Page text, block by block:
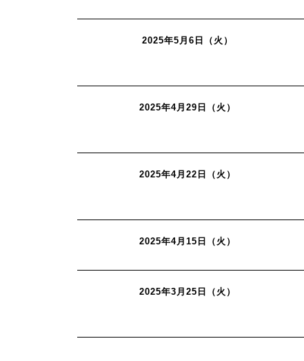
2025年5月6日（火）
2025年4月29日（火）
2025年4月22日（火）
2025年4月15日（火）
2025年3月25日（火）